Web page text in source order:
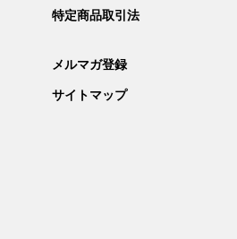
特定商品取引法
メルマガ登録
サイトマップ